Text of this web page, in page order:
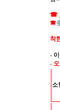
☎
☎
착
-
-
소